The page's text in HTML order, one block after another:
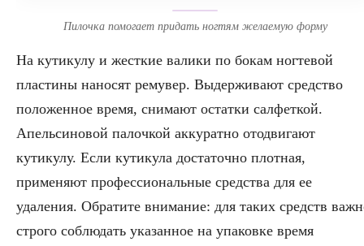
Пилочка помогает придать ногтям желаемую форму
На кутикулу и жесткие валики по бокам ногтевой
пластины наносят ремувер. Выдерживают средство
положенное время, снимают остатки салфеткой.
Апельсиновой палочкой аккуратно отодвигают
кутикулу. Если кутикула достаточно плотная,
применяют профессиональные средства для ее
удаления. Обратите внимание: для таких средств
строго соблюдать указанное на упаковке время